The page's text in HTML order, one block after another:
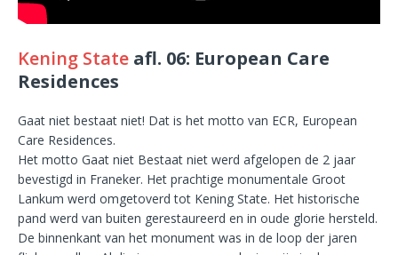
Kening State afl. 06: European Care
Residences
Gaat niet bestaat niet! Dat is het motto van ECR, European
Care Residences.
Het motto Gaat niet Bestaat niet werd afgelopen de 2 jaar
bevestigd in Franeker. Het prachtige monumentale Groot
Lankum werd omgetoverd tot Kening State. Het historische
pand werd van buiten gerestaureerd en in oude glorie hersteld.
De binnenkant van het monument was in de loop der jaren